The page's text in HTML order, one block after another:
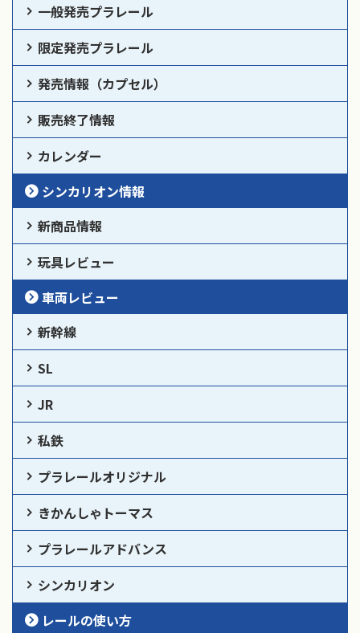
一般発売プラレール
限定発売プラレール
発売情報（カプセル）
販売終了情報
カレンダー
シンカリオン情報
新商品情報
玩具レビュー
車両レビュー
新幹線
SL
JR
私鉄
プラレールオリジナル
きかんしゃトーマス
プラレールアドバンス
シンカリオン
レールの使い方